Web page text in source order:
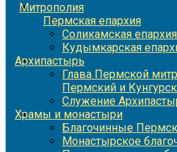
Митрополия
Пермская епархия
Соликамская епархия
Кудымкарская
Архипастырь
Глава Пермской
Пермский и
Служение
Храмы и монастыри
Благочинные
Монастырское